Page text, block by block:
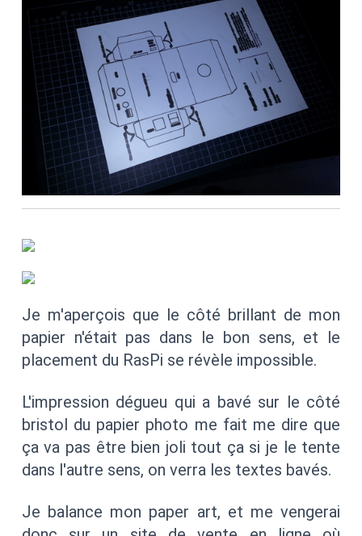
Je m'aperçois que le côté brillant de mon
papier n'était pas dans le bon sens, et le
placement du RasPi se révèle impossible.
L'impression dégueu qui a bavé sur le côté
bristol du papier photo me fait me dire que
ça va pas être bien joli tout ça si je le tente
dans l'autre sens, on verra les textes bavés.
Je balance mon paper art, et me vengerai